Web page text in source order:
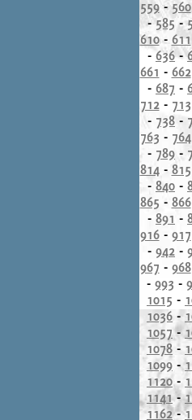
559- 560
-585 -
610- 611
- 636-
661 - 662
- 687 -
712- 713
- 738 -
763 - 764
- 789 -
814- 815
- 840 -
865 - 866
- 891 -
916- 917
- 942 -
967 - 968
- 993 -
1015 -
1036 -
1057-
1078 -
1099 -
1120-
1141-
1162-